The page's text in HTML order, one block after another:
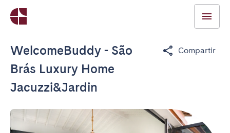
WelcomeBuddy - São
Brás Luxury Home
Jacuzzi&Jardin
Compartir